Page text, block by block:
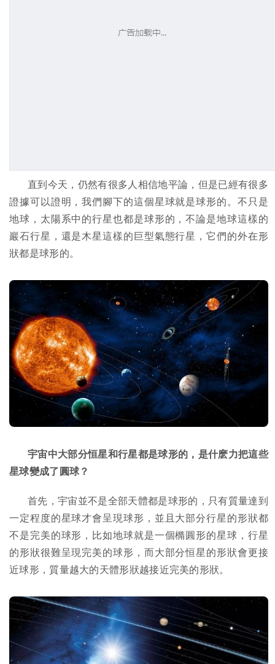
直到今天，仍然有很多人相信地平論，但是已經有很多
證據可以證明，我們腳下的這個星球就是球形的。不只是
地球，太陽系中的行星也都是球形的，不論是地球這樣的
巖石行星，還是木星這樣的巨型氣態行星，它們的外在形
狀都是球形的。
宇宙中大部分恒星和行星都是球形的，是什麽力把這些
星球變成了圓球？
首先，宇宙並不是全部天體都是球形的，只有質量達到
一定程度的星球才會呈現球形，並且大部分行星的形狀都
不是完美的球形，比如地球就是一個橢圓形的星球，行星
的形狀很難呈現完美的球形，而大部分恒星的形狀會更接
近球形，質量越大的天體形狀越接近完美的形狀。